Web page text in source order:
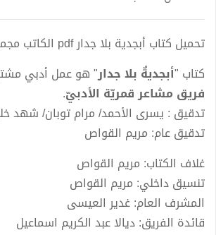
تحميل كتاب أبجدية بلا جدار pdf الكاتب مجموعة من المؤلفين
كتاب "أبجديةٌ بلا جدار" هو عمل أدبي
فريق مشاعر قمريّة الأدبيّ.
تدقيق : يسرى الأحمد/ مرام توبان/ شهد
تدقيق عام: مريم القواص
غلاف الكتاب: مريم القواص
تنسيق داخلي: مريم القواص
المشرف العام: غدير العيسى
قائدة الفريق: ديالا عبد الكريم اسماعيل